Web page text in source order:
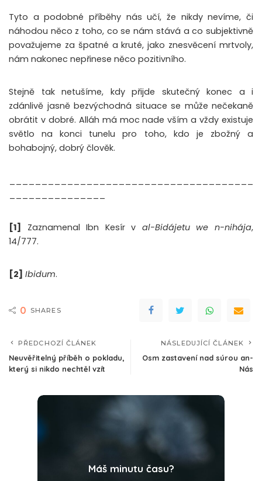
Tyto a podobné příběhy nás učí, že nikdy nevíme, či
náhodou něco z toho, co se nám stává a co subjektivně
považujeme za špatné a kruté, jako znesvěcení mrtvoly,
nám nakonec nepřinese něco pozitivního.
Stejně tak netušíme, kdy přijde skutečný konec a i
zdánlivě jasně bezvýchodná situace se může nečekaně
obrátit v dobré. Alláh má moc nade vším a vždy existuje
světlo na konci tunelu pro toho, kdo je zbožný a
bohabojný, dobrý člověk.
[1] Zaznamenal Ibn Kesír v al-Bidájetu we n-nihája,
14/777.
[2] Ibidum.
0 SHARES
PŘEDCHOZÍ ČLÁNEK
Neuvěřitelný příběh o pokladu,
který si nikdo nechtěl vzít
NÁSLEDUJÍCÍ ČLÁNEK
Osm zastavení nad súrou an-
Nás
Máš minutu času?